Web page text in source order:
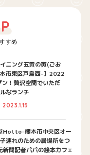
すめ
ニング五黄の寅(ごお
市東区戸島西-】2022
！贅沢空間でいただ
なランチ
2023.1.15
Hotto-熊本市中央区オー
連れのための居場所をつ
新聞記者パパの絵本カフェ